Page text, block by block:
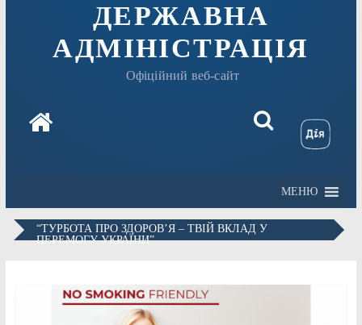
ДЕРЖАВНА
АДМІНІСТРАЦІЯ
Офіційний веб-сайт
МЕНЮ
“ТУРБОТА ПРО ЗДОРОВ’Я – ТВІЙ ВКЛАД У
ПЕРЕМОГУ УКРАЇНИ”